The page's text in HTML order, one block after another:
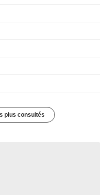
plus consultés